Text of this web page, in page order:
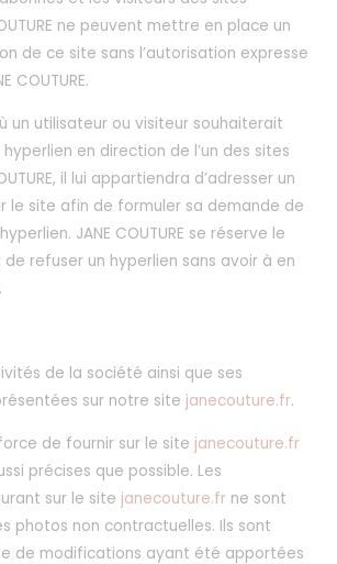
ne peuvent mettre en place un
de ce site sans l’autorisation expresse
COUTURE.
un utilisateur ou visiteur souhaiterait
en direction de l’un des sites
il lui appartiendra d’adresser un
le site afin de formuler sa demande de
JANE COUTURE se réserve le
refuser un hyperlien sans avoir à en
de la société ainsi que ses
sur notre site janecouture.fr.
de fournir sur le site janecouture.fr
précises que possible. Les
sur le site janecouture.fr ne sont
photos non contractuelles. Ils sont
de modifications ayant été apportées